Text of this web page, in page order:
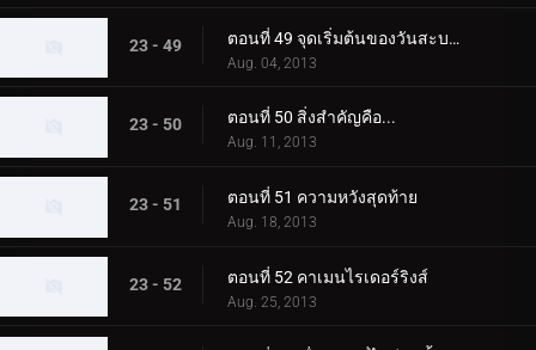
23 - 49 ตอนที่ 49 จุดเริ่มต้นของวันสะบาโต
Aug. 04, 2013
23 - 50 ตอนที่ 50 สิ่งสำคัญคือ...
Aug. 11, 2013
23 - 51 ตอนที่ 51 ความหวังสุดท้าย
Aug. 18, 2013
23 - 52 ตอนที่ 52 คาเมนไรเดอร์ริงส์
Aug. 25, 2013